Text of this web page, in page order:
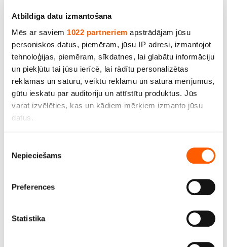
Atbildīga datu izmantošana
Mēs ar saviem 1022 partneriem apstrādājam jūsu
personiskos datus, piemēram, jūsu IP adresi, izmantojot
tehnoloģijas, piemēram, sīkdatnes, lai glabātu informāciju
un piekļūtu tai jūsu ierīcē, lai rādītu personalizētas
reklāmas un saturu, veiktu reklāmu un satura mērījumus,
gūtu ieskatu par auditoriju un attīstītu produktus. Jūs
varat izvēlēties, kas un kādiem mērķiem izmanto jūsu
datus.
apkopot informāciju par jūsu ģeogrāfisko
Identificēt ierīci, veicot aktīvu skenēšanu, lai
pirkstu nospiedumus)
izvēle
Nepieciešams
Preferences
Statistika
Audums Oxford, bl.200g/m², pl.160cm, Krāsa:
gaiši pelēka. 100% poliesters. Cena ar PVN par
rulli - 10m. Bezmaksas piegāde
Cena līdz 69.00€ *
SALE